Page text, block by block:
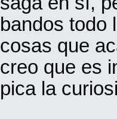
bandos todo
cosas que
creo que es
pica la